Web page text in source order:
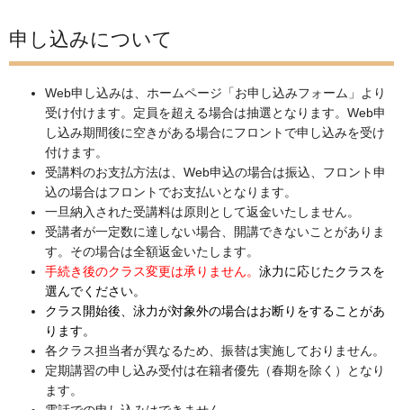
申し込みについて
Web申し込みは、ホームページ「お申し込みフォーム」より
受け付けます。定員を超える場合は抽選となります。Web申
し込み期間後に空きがある場合にフロントで申し込みを受け
付けます。
受講料のお支払方法は、Web申込の場合は振込、フロント申
込の場合はフロントでお支払いとなります。
一旦納入された受講料は原則として返金いたしません。
受講者が一定数に達しない場合、開講できないことがありま
す。その場合は全額返金いたします。
手続き後のクラス変更は承りません。 泳力に応じたクラスを
選んでください。
クラス開始後、泳力が対象外の場合はお断りをすることがあ
ります。
各クラス担当者が異なるため、振替は実施しておりません。
定期講習の申し込み受付は在籍者優先（春期を除く）となり
ます。